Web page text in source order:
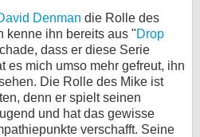
Denman die Rolle des
kenne ihn bereits aus "Drop
dass er diese Serie
es mich umso mehr gefreut, ihn
Die Rolle des Mike ist
denn er spielt seinen
und hat das gewisse
verschafft. Seine